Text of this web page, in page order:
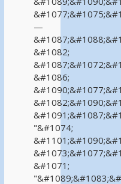
—
&#1082;
&#1086;
"&#1074;
&#1071;